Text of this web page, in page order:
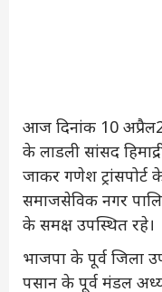
आज दिनांक 10
के लाडली सांसद
जाकर गणेश
समाजसेविक नगर
के समक्ष उपस्थित रहे।
भाजपा के पूर्व जिला
पसान के पूर्व मंडल